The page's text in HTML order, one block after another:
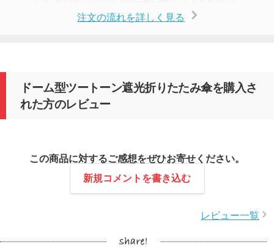
注文の流れを詳しく見る
ドーム型ツートーン遮光折りたたみ傘を購入さ
れた方のレビュー
この商品に対するご感想をぜひお寄せください。
新規コメントを書き込む
レビュー一覧